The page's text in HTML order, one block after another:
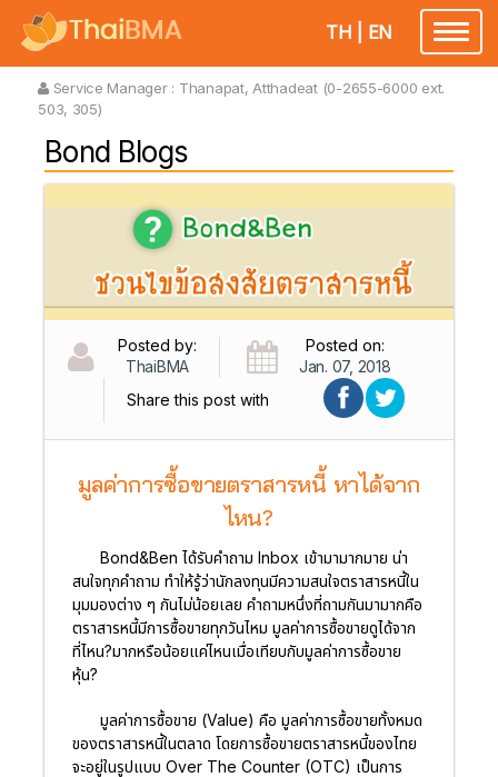
TH EN
Service Manager : Thanapat, Atthadeat (0-2655-6000 ext.
503, 305)
Bond Blogs
Posted by:
ThaiBMA
Posted on:
Jan. 07, 2018
Share this post with
มูลค่าการซื้อขายตราสารหนี้ หาได้จาก
ไหน?
Bond&Ben ได้รับคำถาม Inbox เข้ามามากมาย น่า
สนใจทุกคำถาม ทำให้รู้ว่านักลงทุนมีความสนใจตราสารหนี้ใน
มุมมองต่าง ๆ กันไม่น้อยเลย คำถามหนึ่งที่ถามกันมามากคือ
ตราสารหนี้มีการซื้อขายทุกวันไหม มูลค่าการซื้อขายดูได้จาก
ที่ไหน?มากหรือน้อยแค่ไหนเมื่อเทียบกับมูลค่าการซื้อขาย
หุ้น?
มูลค่าการซื้อขาย (Value) คือ มูลค่าการซื้อขายทั้งหมด
ของตราสารหนี้ในตลาด โดยการซื้อขายตราสารหนี้ของไทย
จะอยู่ในรูปแบบ Over The Counter (OTC) เป็นการ